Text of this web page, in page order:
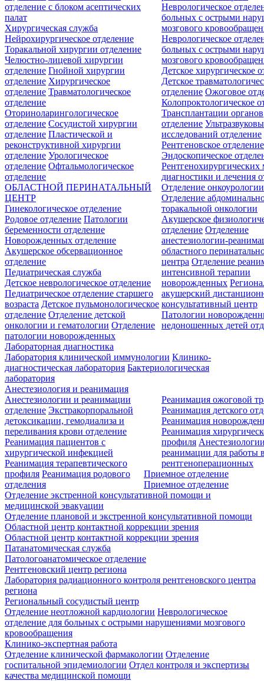
отделение c блоком асептических
палат
Неврологическое
больных с острыми
мозгового
Неврологическое
больных с острыми
мозгового
Хирургическая служба
Нейрохирургическое отделение
Торакальной хирургии отделение
Челюстно-лицевой хирургии
отделение Гнойной хирургии
отделение Хирургическое
отделение Травматологическое
отделение
Оториноларингологическое
отделение Сосудистой хирургии
отделение Пластической и
реконструктивной хирургии
отделение Урологическое
отделение Офтальмологическое
отделение
Детское хирургическое
Детское
отделение Ожоговое
Колопроктологическое
Трансплантации органов
отделение
исследований отделение
Рентгеновское отделение
Эндоскопическое
Рентгенохирургических
диагностики и лечения
Отделение онкоурологии
Отделение
торакальной онкологии
ОБЛАСТНОЙ ПЕРИНАТАЛЬНЫЙ
ЦЕНТР
Гинекологическое отделение
Родовое отделение Патологии
беременности отделение
Новорожденных отделение
Акушерское обсервационное
отделение
Акушерское
отделение Отделение
анестезиологии-
областного
центра Отделение
интенсивной терапии
новорожденных
акушерский
консультативный центр
Патологии
недоношенных детей
Педиатрическая служба
Детское неврологическое отделение
Педиатрическое отделение старшего
возраста Детское пульмонологическое
отделение Отделение детской
онкологии и гематологии Отделение
патологии новорожденных
Лабораторная диагностика
Лаборатория клинической иммунологии Клинико-
диагностическая лаборатория Бактериологическая
лаборатория
Анестезиология и реанимация
Анестезиологии и реанимации
отделение Экстракорпоральной
детоксикации, гемодиализа и
переливания крови отделение
Реанимация пациентов с
хирургической инфекцией
Реанимация терапевтического
профиля Реанимация родового
отделения
Реанимация ожоговой
Реанимация детского
Реанимация
Реанимация
профиля
реанимации для работы
рентгеноперационных
Приемное отделение
Приемное отделение
Отделение экстренной консультативной помощи и
медицинской эвакуации
Отделение плановой и экстренной консультативной помощи
Областной центр контактной коррекции зрения
Областной центр контактной коррекции зрения
Патанатомическая служба
Патологоанатомическое отделение
Рентгеновский центр региона
Лаборатория радиационного контроля рентгеновского центра
региона
Региональный сосудистый центр
Отделение неотложной кардиологии Неврологическое
отделение для больных с острыми нарушениями мозгового
кровообращения
Клинико-экспертная работа
Отделение клинической фармакологии Отделение
госпитальной эпидемиологии Отдел контроля и экспертизы
качества медицинской помощи